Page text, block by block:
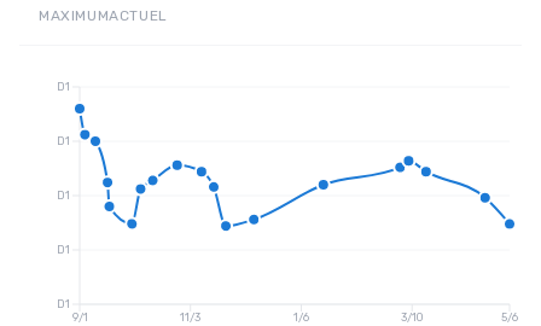
MAXIMUMACTUEL
9/1 11/3 1/6 3/10 5/6
D1
D1
D1
D1
D1